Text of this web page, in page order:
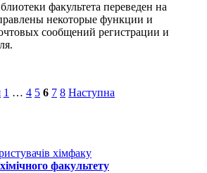
факультета переведен на
некоторые функции и
сообщений регистрации и
1 … 4 5 6 7 8 Наступна
хімфаку
факультету